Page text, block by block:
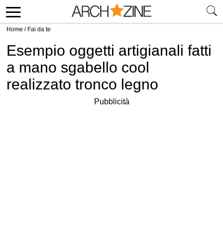
Home / Fai da te
Esempio oggetti artigianali fatti
a mano sgabello cool
realizzato tronco legno
Pubblicità